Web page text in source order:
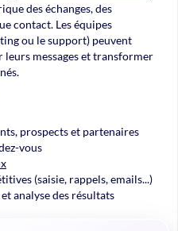
des échanges, des
contact. Les équipes
ou le support) peuvent
messages et transformer
prospects et partenaires
vous
(saisie, rappels, emails...)
analyse des résultats